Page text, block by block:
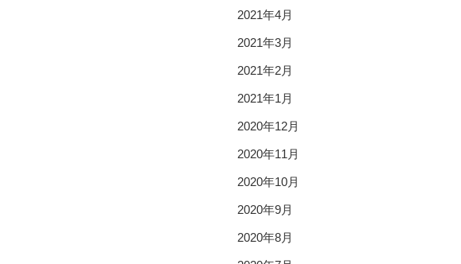
2021年4月
2021年3月
2021年2月
2021年1月
2020年12月
2020年11月
2020年10月
2020年9月
2020年8月